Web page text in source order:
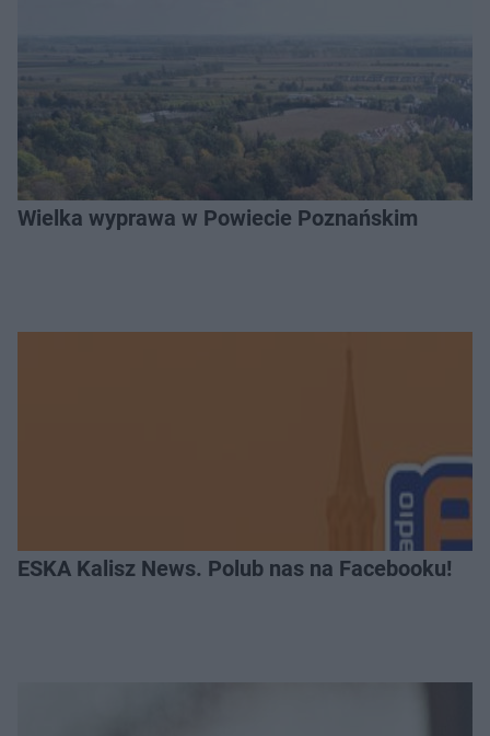
Wielka wyprawa w Powiecie Poznańskim
ESKA Kalisz News. Polub nas na Facebooku!